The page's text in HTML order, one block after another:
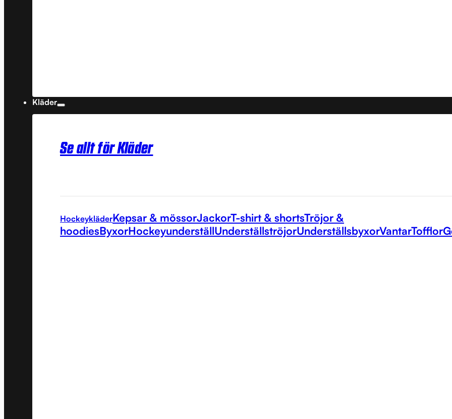
Kläder
Se allt för Kläder
HockeykläderKepsar & mössorJackorT-shirt & shortsTröjor &
hoodiesByxorHockeyunderställUnderställströjorUnderställsbyxorVantarTofflor